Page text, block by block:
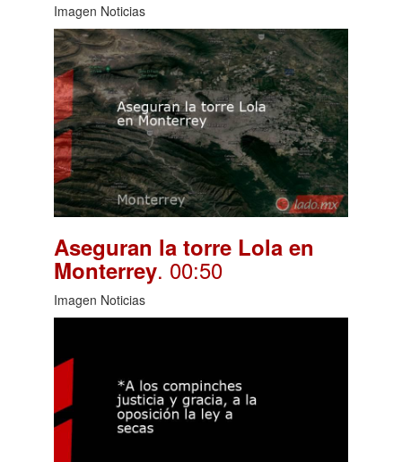
Imagen Noticias
Aseguran la torre Lola en
Monterrey. 00:50
Imagen Noticias